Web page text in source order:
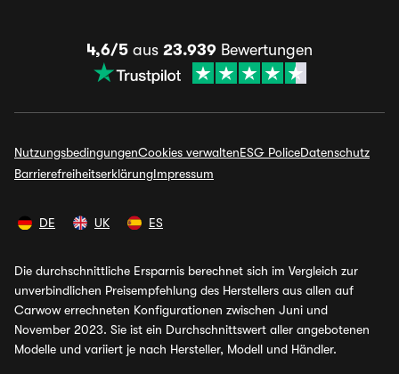
4,6/5 aus 23.939 Bewertungen
NutzungsbedingungenCookies verwaltenESG PoliceDatenschutz
BarrierefreiheitserklärungImpressum
DE UK ES
Die durchschnittliche Ersparnis berechnet sich im Vergleich zur
unverbindlichen Preisempfehlung des Herstellers aus allen auf
Carwow errechneten Konfigurationen zwischen Juni und
November 2023. Sie ist ein Durchschnittswert aller angebotenen
Modelle und variiert je nach Hersteller, Modell und Händler.